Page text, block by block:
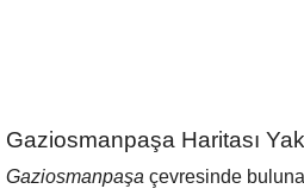
Gaziosmanpaşa Haritası
Gaziosmanpaşa çevresinde